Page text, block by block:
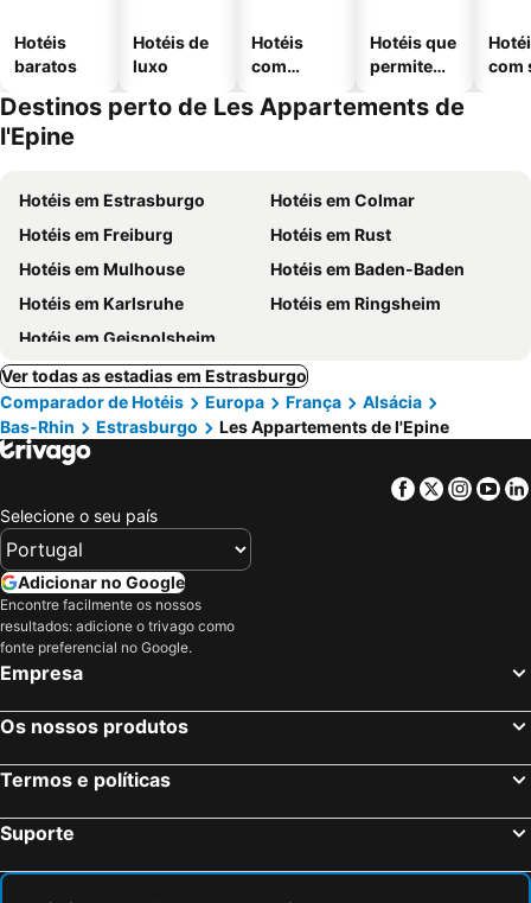
Hotéis
baratos
Hotéis de
luxo
Hotéis
com
Hotéis que
permitem
com
Destinos perto de Les Appartements de
l'Epine
Hotéis em Estrasburgo
Hotéis em Colmar
Hotéis em Freiburg
Hotéis em Rust
Hotéis em Mulhouse
Hotéis em Baden-Baden
Hotéis em Karlsruhe
Hotéis em Ringsheim
Hotéis em Geispolsheim
Ver todas as estadias em Estrasburgo
Comparador de Hotéis
Europa França
Alsácia
Bas-Rhin
Estrasburgo Les Appartements de l'Epine
Facebook
Twitter
Selecione o seu país
Adicionar no Google
Encontre facilmente os nossos
resultados: adicione o trivago como
fonte preferencial no Google.
Empresa
Os nossos produtos
Termos e políticas
Suporte